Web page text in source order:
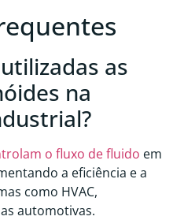
as
na
o fluxo de fluido em
a eficiência e a
como HVAC,
automotivas.